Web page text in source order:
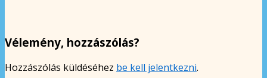
Vélemény, hozzászólás?
Hozzászólás küldéséhez be kell jelentkezni.